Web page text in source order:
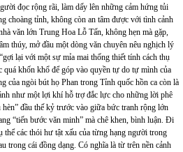
đọc rộng rãi, làm dấy lên những cảm hứng tủi
choàng tỉnh, không còn an tâm được với tình cảnh
văn lớn Trung Hoa Lỗ Tấn, không hẹn mà gặp,
thúy, mở đầu một dòng văn chuyên nêu nghịch lý
lại với một sự mỉa mai thống thiết tính cách thụ
quá khốn khổ để góp vào quyền tự do tự mình của
của ngòi bút họ Phan trong Tỉnh quốc hồn ca còn là
như một lợi khí hỗ trợ đắc lực cho những lời phê
đầu thế kỷ trước vào giữa bức tranh rộng lớn
“tiến bước văn minh” mà chê khen, bình luận. Đi
thể các thói hư tật xấu của từng hạng người trong
trong cái đồng dạng. Có nghĩa là từ trên nền cảnh